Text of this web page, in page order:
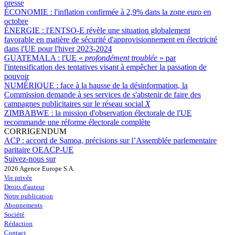
presse
ÉCONOMIE : l'inflation confirmée à 2,9% dans la zone euro en
octobre
ÉNERGIE : l'ENTSO-E révèle une situation globalement
favorable en matière de sécurité d'approvisionnement en électricité
dans l'UE pour l'hiver 2023-2024
GUATEMALA : l'UE « profondément troublée » par
l'intensification des tentatives visant à empêcher la passation de
pouvoir
NUMÉRIQUE : face à la hausse de la désinformation, la
Commission demande à ses services de s'abstenir de faire des
campagnes publicitaires sur le réseau social X
ZIMBABWE : la mission d'observation électorale de l'UE
recommande une réforme électorale complète
CORRIGENDUM
ACP : accord de Samoa, précisions sur l’Assemblée parlementaire
paritaire OEACP-UE
Suivez-nous sur
2026 Agence Europe S.A.
Vie privée
Droits d'auteur
Notre publication
Abonnements
Société
Rédaction
Contact